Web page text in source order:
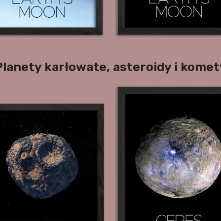
karłowate, asteroidy i